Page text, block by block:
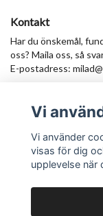
Kontakt
Har du önskemål,
oss? Maila oss, så
E-postadress:
Anmäl dig till vårt
Vi
Vi använder
visas för dig
upplevelse när